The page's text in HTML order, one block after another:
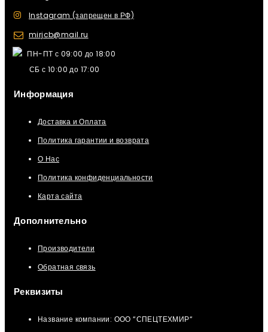
Instagram (запрещен в РФ)
mirjcb@mail.ru
ПН-ПТ с 09:00 до 18:00
СБ с 10:00 до 17:00
Информация
Доставка и Оплата
Политика гарантии и возврата
О Нас
Политика конфиденциальности
Карта сайта
Дополнительно
Производители
Обратная связь
Реквизиты
Название компании: ООО “СПЕЦТЕХМИР“